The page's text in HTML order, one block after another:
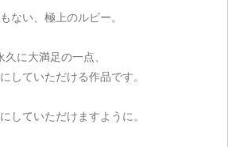
ない、極上のルビー。
久に大満足の一点、
していただける作品です。
していただけますように。